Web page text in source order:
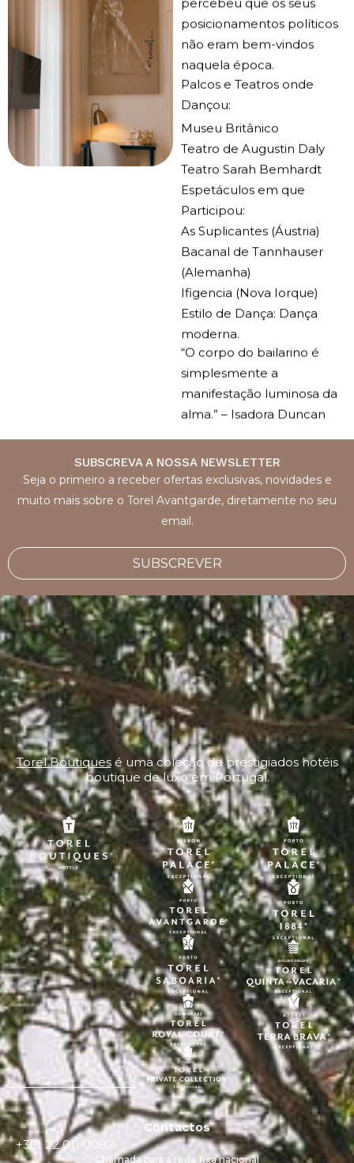
posicionamentos políticos
não eram bem-vindos
naquela época.
Palcos e Teatros onde
Dançou:
Museu Britânico
Teatro de Augustin Daly
Teatro Sarah Bemhardt
Espetáculos em que
Participou:
As Suplicantes (Áustria)
Bacanal de Tannhauser
(Alemanha)
Ifigencia (Nova Iorque)
Estilo de Dança: Dança
moderna.
“O corpo do bailarino é
simplesmente a
manifestação luminosa da
alma.” – Isadora Duncan
SUBSCREVA A NOSSA NEWSLETTER
Seja o primeiro a receber ofertas exclusivas, novidades e
muito mais sobre o Torel Avantgarde, diretamente no seu
email.
SUBSCREVER
Torel Boutiquesé uma coleção de prestigiados hotéis
boutique de luxo em Portugal.
Contactos
+351 22 011 0082
Chamada para a rede fixa nacional